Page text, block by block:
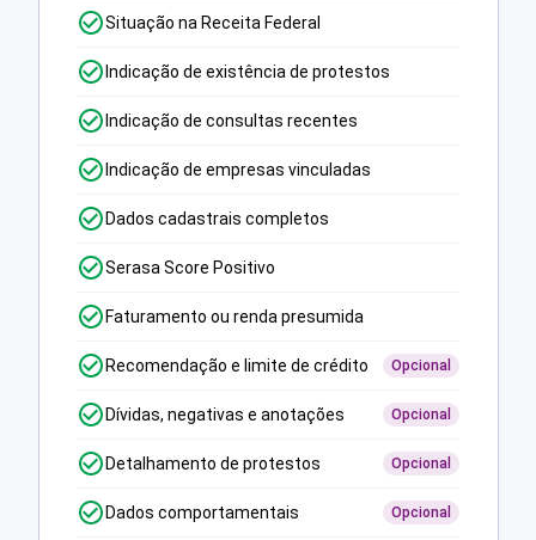
Situação na Receita Federal
Indicação de existência de protestos
Indicação de consultas recentes
Indicação de empresas vinculadas
Dados cadastrais completos
Serasa Score Positivo
Faturamento ou renda presumida
Recomendação e limite de crédito Opcional
Dívidas, negativas e anotações Opcional
Detalhamento de protestos Opcional
Dados comportamentais Opcional